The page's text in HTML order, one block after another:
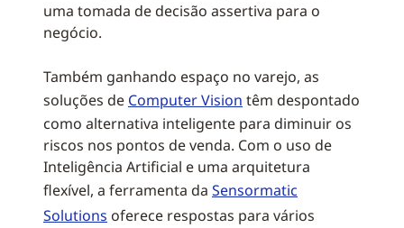
uma tomada de decisão assertiva para o
negócio.
Também ganhando espaço no varejo, as
soluções de Computer Vision têm despontado
como alternativa inteligente para diminuir os
riscos nos pontos de venda. Com o uso de
Inteligência Artificial e uma arquitetura
flexível, a ferramenta da Sensormatic
Solutions oferece respostas para vários